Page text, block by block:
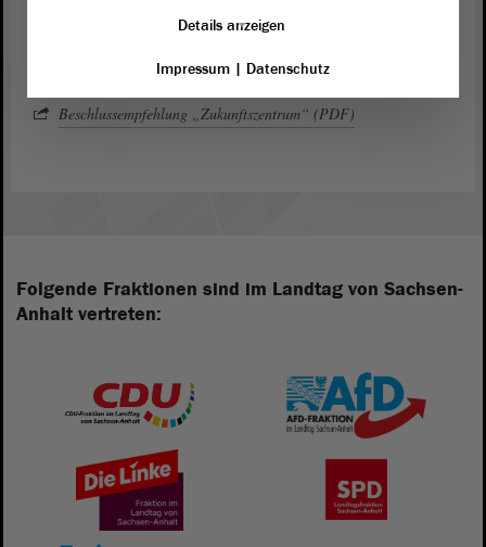
Antrag „Zukunftszentrum“ der Grünen (PDF)
Beschlussempfehlung „Zukunftszentrum“ (PDF)
Folgende Fraktionen sind im Landtag von Sachsen-
Anhalt vertreten:
Details anzeigen
Impressum| Datenschutz